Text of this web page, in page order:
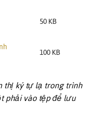
50 KB
100 KB
thị ký tự lạ trong trình
phải vào tệp để lưu